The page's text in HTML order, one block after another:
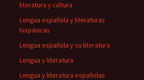
literatura y cultura
Lengua española y literaturas
hispánicas
Lengua española y su literatura
Lengua y literatura
Lengua y literatura españolas